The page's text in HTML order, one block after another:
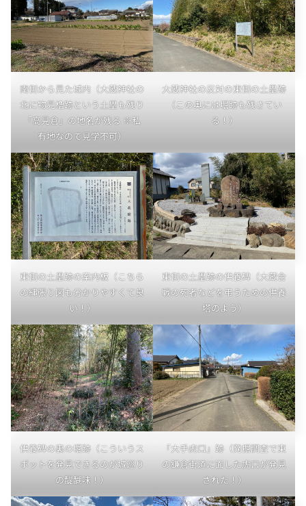
南側から見た城内（大蔵神社の
北に物見櫓跡という土塁も残り
「高見倉」の地名が残る ※私
有地なので見学不可）
大蔵神社の反対の東側の土塁跡
（この奥には堀跡も残さてい
る！）
東側の土塁跡の案内板（こちら
の縄張り図も分かりやすくて良
い！）
東側の土塁跡の供養碑（大蔵合
戦の死者などを弔うための供養
塔のよう）
供養碑の裏の堀跡（こういうス
ポットを発見できるのが城巡り
の醍醐味！）
「大手虎口」跡（発掘調査で東
の鎌倉街道に面した虎口が発見
された！）